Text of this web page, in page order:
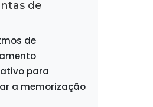
de
de
para
a memorização